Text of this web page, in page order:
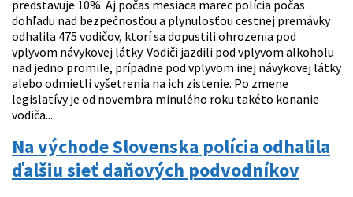
predstavuje 10%. Aj počas mesiaca marec polícia počas
dohľadu nad bezpečnosťou a plynulosťou cestnej premávky
odhalila 475 vodičov, ktorí sa dopustili ohrozenia pod
vplyvom návykovej látky. Vodiči jazdili pod vplyvom alkoholu
nad jedno promile, prípadne pod vplyvom inej návykovej látky
alebo odmietli vyšetrenia na ich zistenie. Po zmene
legislatívy je od novembra minulého roku takéto konanie
vodiča...
Na východe Slovenska polícia odhalila
ďalšiu sieť daňových podvodníkov